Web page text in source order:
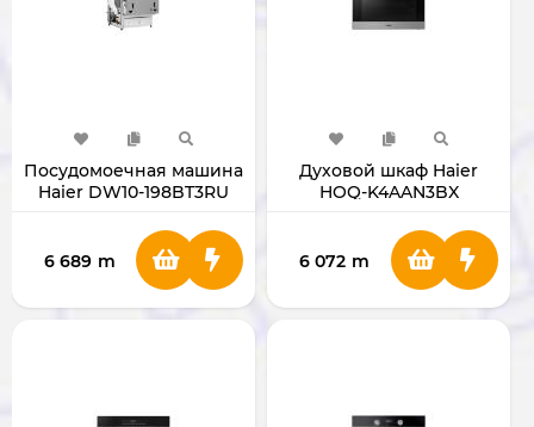
Посудомоечная машина
Haier DW10-198BT3RU
6 689 m
Духовой шкаф Haier
HOQ-K4AAN3BX
6 072 m